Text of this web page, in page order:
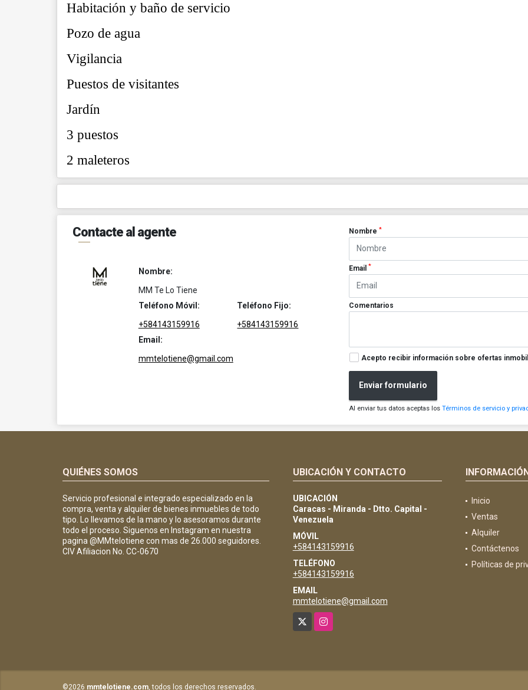
Habitación y baño de servicio
Pozo de agua
Vigilancia
Puestos de visitantes
Jardín
3 puestos
2 maleteros
Contacte al agente
Nombre:
MM Te Lo Tiene
Teléfono Móvil:
+584143159916
Teléfono Fijo:
+584143159916
Email:
mmtelotiene@gmail.com
Nombre*
Email*
Comentarios
Acepto recibir información sobre ofertas
Enviar formulario
Al enviar tus datos aceptas losTérminos de servicio y
QUIÉNES SOMOS
Servicio profesional e integrado especializado en la
compra, venta y alquiler de bienes inmuebles de todo
tipo. Lo llevamos de la mano y lo asesoramos durante
todo el proceso. Siguenos en Instagram en nuestra
pagina @MMtelotiene con mas de 26.000 seguidores.
CIV Afiliacion No. CC-0670
UBICACIÓN Y CONTACTO
UBICACIÓN
Caracas - Miranda - Dtto. Capital -
Venezuela
MÓVIL
+584143159916
TELÉFONO
+584143159916
EMAIL
mmtelotiene@gmail.com
Instagram
Inicio
Ventas
Alquiler
Contáctenos
Políticas de
©2026 mmtelotiene.com, todos los derechos reservados.